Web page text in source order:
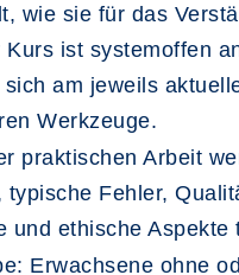
wie sie für das
Kurs ist systemoffen
am jeweils
Werkzeuge.
praktischen Arbeit
typische Fehler,
und ethische Aspekte
Erwachsene ohne